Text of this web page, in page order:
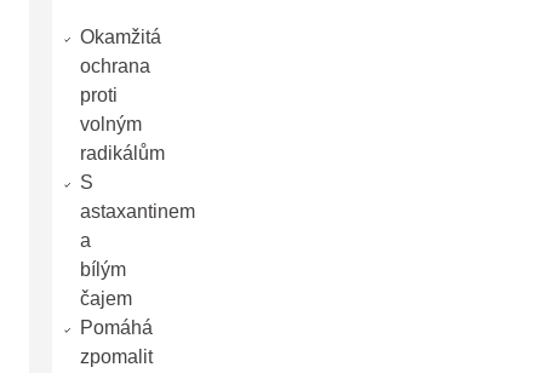
Okamžitá
ochrana
proti
volným
radikálům
S
astaxantinem
a
bílým
čajem
Pomáhá
zpomalit